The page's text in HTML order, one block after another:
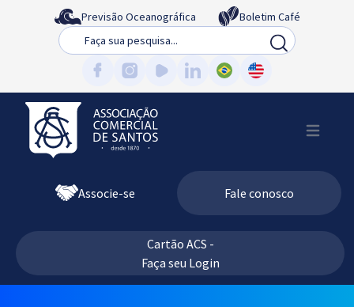
Previsão Oceanográfica
Boletim Café
Busca
Associe-se Fale conosco
Cartão ACS -
Faça seu Login